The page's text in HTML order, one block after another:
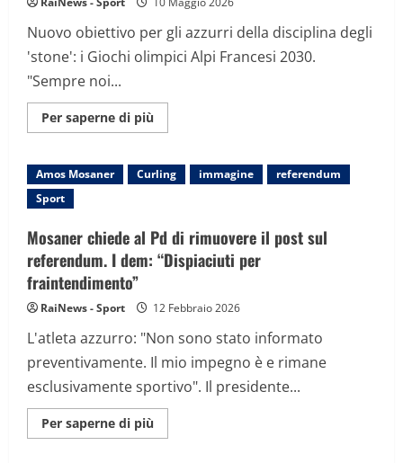
Nuovo obiettivo per gli azzurri della disciplina degli
'stone': i Giochi olimpici Alpi Francesi 2030.
"Sempre noi...
Per saperne di più
informazioni
Mosaner
la
insieme
fino
al
2030
Amos Mosaner Curling immagine
referendum
Sport
Mosaner chiede al Pd di rimuovere il post sul
referendum. I dem: “Dispiaciuti per
fraintendimento”
RaiNews - Sport 12 Febbraio 2026
L'atleta azzurro: "Non sono stato informato
preventivamente. Il mio impegno è e rimane
esclusivamente sportivo". Il presidente...
Per saperne di più
informazioni